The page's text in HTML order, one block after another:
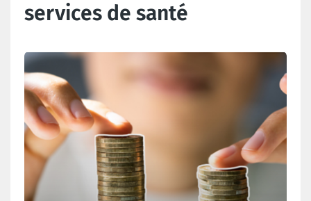
services de santé
Dernières actualités